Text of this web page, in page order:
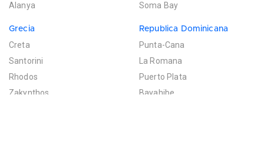
Alanya
Soma Bay
Grecia
Creta
Santorini
Rhodos
Zakynthos
Republica Dominicana
Punta-Cana
La Romana
Puerto Plata
Bayahibe